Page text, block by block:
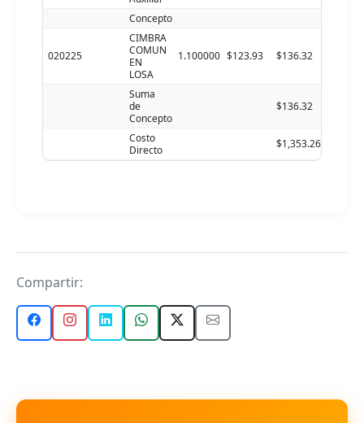
Concepto
020225
CIMBRA
COMUN
EN
LOSA
1.100000 $123.93 $136.32
Suma
de
Concepto
$136.32
Costo
Directo
$1,353.26
Compartir: